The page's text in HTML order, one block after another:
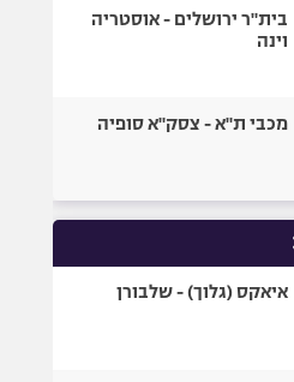
בית"ר ירושלים - אוסטריה
וינה
מכבי ת"א - צסק"א סופיה
איאקס (גלוך) - שלבורן